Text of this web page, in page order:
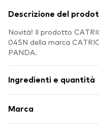
Descrizione del
Novità! Il prodotto
045N della marca
PANDA.
Ingredienti e quantità
Marca